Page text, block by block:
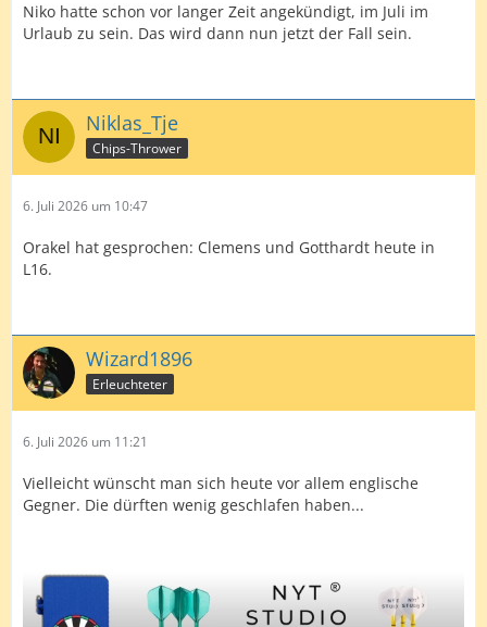
Niko hatte schon vor langer Zeit angekündigt, im Juli im
Urlaub zu sein. Das wird dann nun jetzt der Fall sein.
Niklas_Tje
Chips-Thrower
6. Juli 2026 um 10:47
Orakel hat gesprochen: Clemens und Gotthardt heute in
L16.
Wizard1896
Erleuchteter
6. Juli 2026 um 11:21
Vielleicht wünscht man sich heute vor allem englische
Gegner. Die dürften wenig geschlafen haben...